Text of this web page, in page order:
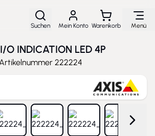
Suchen Mein Konto Warenkorb Menü
O INDICATION LED 4P
222224
image
View larger imageView larger imageView larger image
View